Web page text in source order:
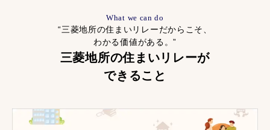
What we can do
“三菱地所の住まいリレーだからこそ、
わかる価値がある。”
三菱地所の住まいリレーが
できること